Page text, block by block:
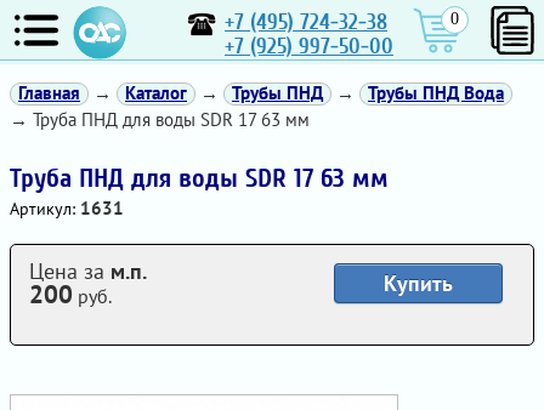
+7 (495) 724-32-38
+7 (925) 997-50-00
0
Главная → Каталог → Трубы ПНД →
Трубы ПНД Вода
→ Труба ПНД для воды SDR 17 63 мм
Труба ПНД для воды SDR 17 63 мм
Артикул: 1631
Купить
Цена за м.п.
200 руб.